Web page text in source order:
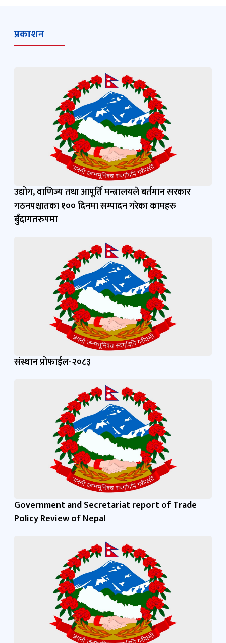
प्रकाशन
उद्योग, वाणिज्य तथा आपूर्ति मन्त्रालयले बर्तमान सरकार
गठनपश्चातका १०० दिनमा सम्पादन गरेका कामहरु
बुँदागतरुपमा
संस्थान प्रोफाईल-२०८३
Government and Secretariat report of Trade
Policy Review of Nepal